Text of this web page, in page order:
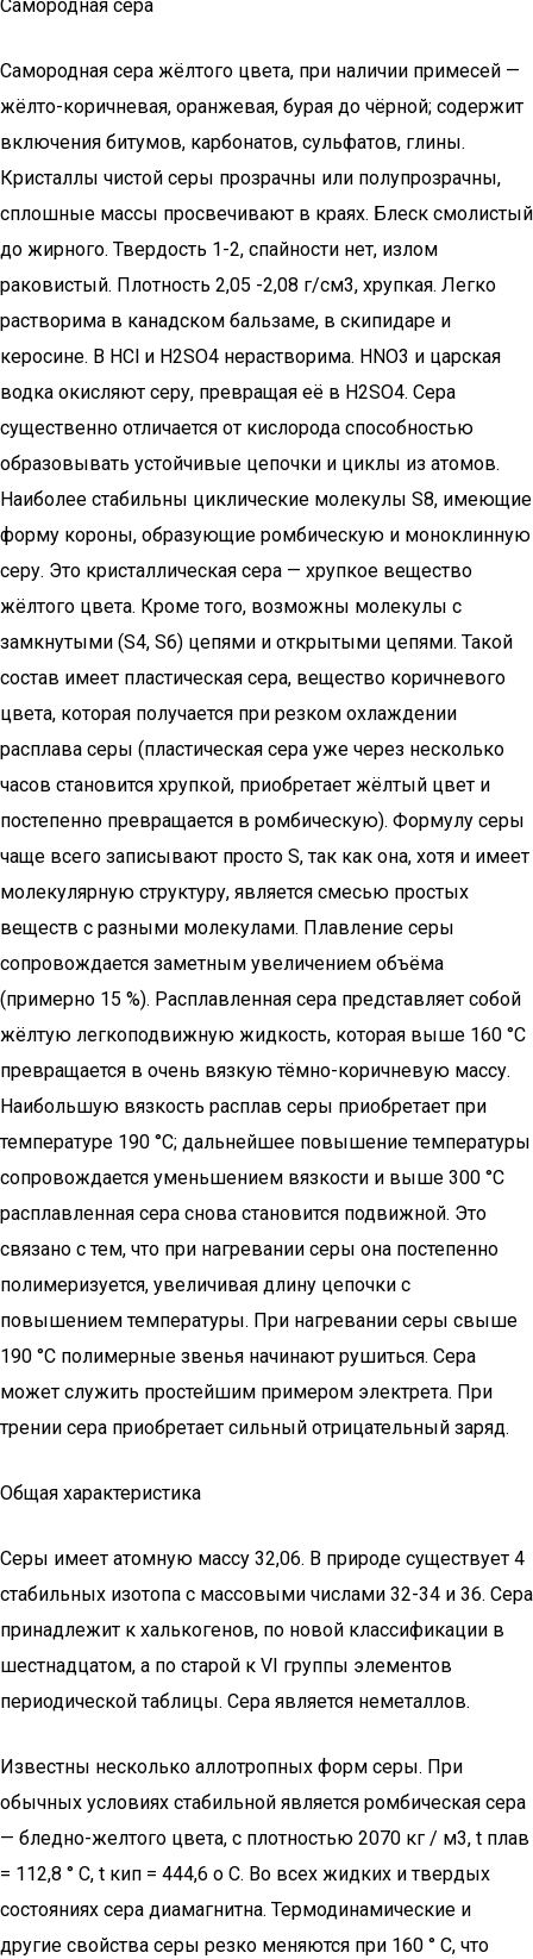
Самородная сера
Самородная сера жёлтого цвета, при наличии примесей —
жёлто-коричневая, оранжевая, бурая до чёрной; содержит
включения битумов, карбонатов, сульфатов, глины.
Кристаллы чистой серы прозрачны или полупрозрачны,
сплошные массы просвечивают в краях. Блеск смолистый
до жирного. Твердость 1-2, спайности нет, излом
раковистый. Плотность 2,05 -2,08 г/см3, хрупкая. Легко
растворима в канадском бальзаме, в скипидаре и
керосине. В HCl и H2SO4 нерастворима. HNO3 и царская
водка окисляют серу, превращая её в H2SO4. Сера
существенно отличается от кислорода способностью
образовывать устойчивые цепочки и циклы из атомов.
Наиболее стабильны циклические молекулы S8, имеющие
форму короны, образующие ромбическую и моноклинную
серу. Это кристаллическая сера — хрупкое вещество
жёлтого цвета. Кроме того, возможны молекулы с
замкнутыми (S4, S6) цепями и открытыми цепями. Такой
состав имеет пластическая сера, вещество коричневого
цвета, которая получается при резком охлаждении
расплава серы (пластическая сера уже через несколько
часов становится хрупкой, приобретает жёлтый цвет и
постепенно превращается в ромбическую). Формулу серы
чаще всего записывают просто S, так как она, хотя и имеет
молекулярную структуру, является смесью простых
веществ с разными молекулами. Плавление серы
сопровождается заметным увеличением объёма
(примерно 15 %). Расплавленная сера представляет собой
жёлтую легкоподвижную жидкость, которая выше 160 °C
превращается в очень вязкую тёмно-коричневую массу.
Наибольшую вязкость расплав серы приобретает при
температуре 190 °C; дальнейшее повышение температуры
сопровождается уменьшением вязкости и выше 300 °C
расплавленная сера снова становится подвижной. Это
связано с тем, что при нагревании серы она постепенно
полимеризуется, увеличивая длину цепочки с
повышением температуры. При нагревании серы свыше
190 °C полимерные звенья начинают рушиться. Сера
может служить простейшим примером электрета. При
трении сера приобретает сильный отрицательный заряд.
Общая характеристика
Серы имеет атомную массу 32,06. В природе существует 4
стабильных изотопа с массовыми числами 32-34 и 36. Сера
принадлежит к халькогенов, по новой классификации в
шестнадцатом, а по старой к VI группы элементов
периодической таблицы. Сера является неметаллов.
Известны несколько аллотропных форм серы. При
обычных условиях стабильной является ромбическая сера
— бледно-желтого цвета, с плотностью 2070 кг / м3, t плав
= 112,8 ° С, t кип = 444,6 о С. Во всех жидких и твердых
состояниях сера диамагнитна. Термодинамические и
другие свойства серы резко меняются при 160 ° C, что